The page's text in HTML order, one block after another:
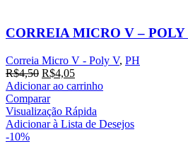
CORREIA MICRO V –
Correia Micro V - Poly V, PH
R$4,50 O
preço
original
era:
R$4,50.
R$4,05O
preço
é:
R$4,05.
Adicionar ao carrinho
Comparar
Visualização Rápida
Adicionar à Lista de Desejos
-10%